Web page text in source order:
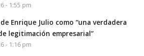
- 1:55 pm
Enrique Julio como “una verdadera
legitimación empresarial”
- 1:16 pm